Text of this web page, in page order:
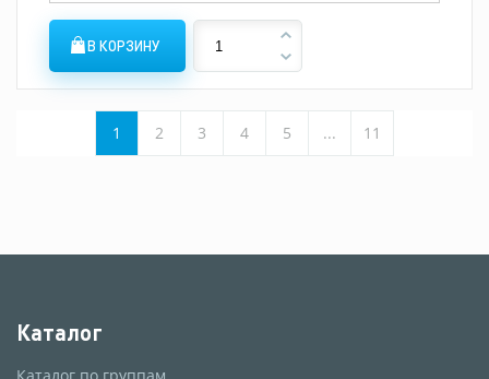
В КОРЗИНУ
1 2 3 4 5 ... 11
Каталог